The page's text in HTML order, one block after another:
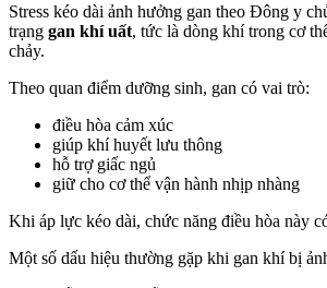
Stress kéo dài ảnh hưởng gan theo Đông y
trạng gan khí uất, tức là dòng khí trong cơ
chảy.
Theo quan điểm dưỡng sinh, gan có vai trò:
điều hòa cảm xúc
giúp khí huyết lưu thông
hỗ trợ giấc ngủ
giữ cho cơ thể vận hành nhịp nhàng
Khi áp lực kéo dài, chức năng điều hòa này
Một số dấu hiệu thường gặp khi gan khí bị